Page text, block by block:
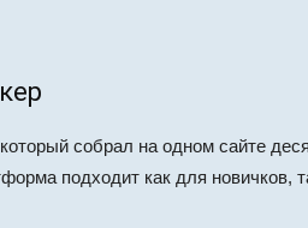
собрал на одном сайте
подходит как для новичков,